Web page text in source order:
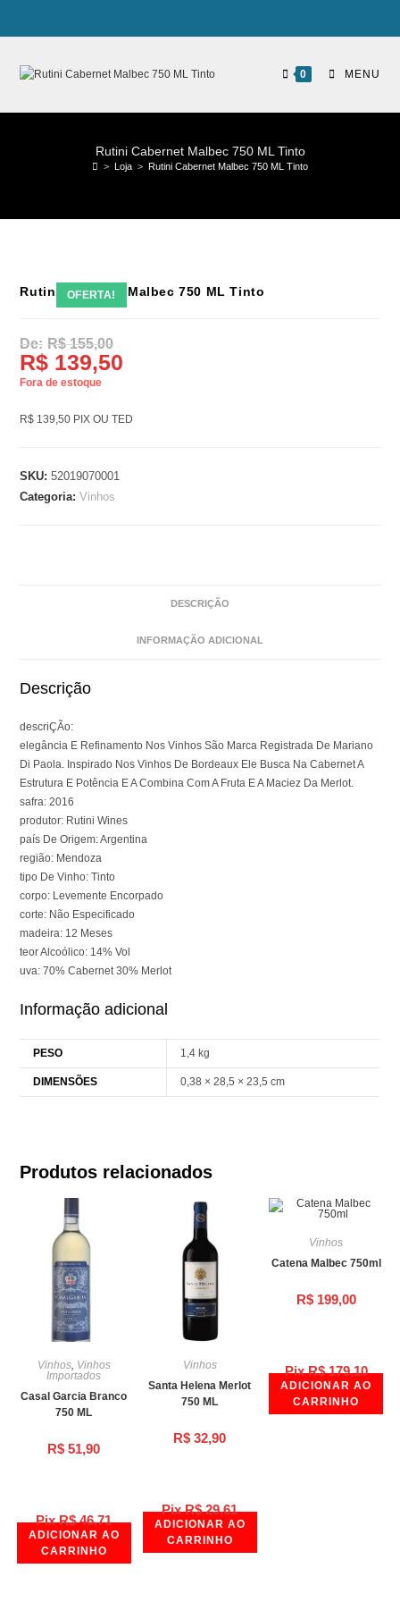
0 MENU
Rutini Cabernet Malbec 750 ML Tinto
> Loja > Rutini Cabernet Malbec 750 ML Tinto
OFERTA!
Rutini Cabernet Malbec 750 ML Tinto
R$155,00
R$ 139,50
Fora de estoque
R$ 139,50 PIX OU TED
SKU:52019070001
Categoria:Vinhos
DESCRIÇÃO
INFORMAÇÃO ADICIONAL
Descrição
descriÇÃo:
elegância E Refinamento Nos Vinhos São Marca Registrada De Mariano
Di Paola. Inspirado Nos Vinhos De Bordeaux Ele Busca Na Cabernet A
Estrutura E Potência E A Combina Com A Fruta E A Maciez Da Merlot.
safra: 2016
produtor: Rutini Wines
país De Origem: Argentina
região: Mendoza
tipo De Vinho: Tinto
corpo: Levemente Encorpado
corte: Não Especificado
madeira: 12 Meses
teor Alcoólico: 14% Vol
uva: 70% Cabernet 30% Merlot
Informação adicional
PESO 1,4 kg
DIMENSÕES 0,38 × 28,5 × 23,5 cm
Produtos relacionados
Pix R$46,71
Vinhos, Vinhos
Importados
Casal Garcia Branco
750 ML
R$ 51,90
ADICIONAR AO
CARRINHO
Pix R$29,61
Vinhos
Santa Helena Merlot
750 ML
R$ 32,90
ADICIONAR AO
CARRINHO
Pix R$179,10
Vinhos
Catena Malbec 750ml
R$199,00
ADICIONAR AO
CARRINHO